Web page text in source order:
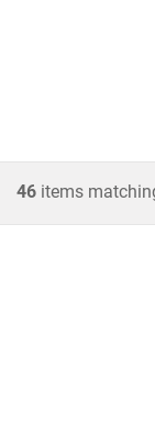
46 items